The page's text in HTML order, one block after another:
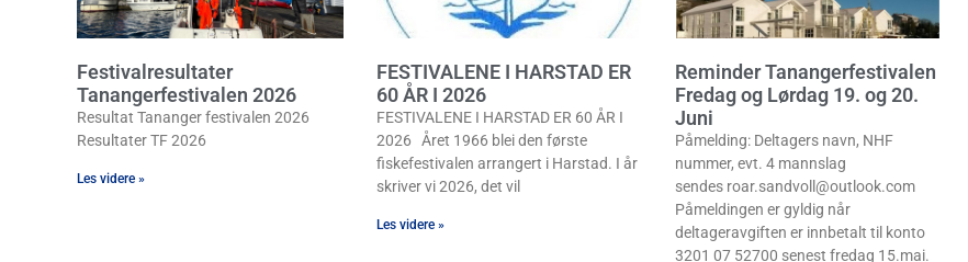
Festivalresultater
Tanangerfestivalen 2026
Resultat Tananger festivalen 2026
Resultater TF 2026
Les videre »
FESTIVALENE I HARSTAD ER
60 ÅR I 2026
FESTIVALENE I HARSTAD ER 60 ÅR I
2026 Året 1966 blei den første
fiskefestivalen arrangert i Harstad. I år
skriver vi 2026, det vil
Les videre »
Reminder Tanangerfestivalen
Fredag og Lørdag 19. og 20.
Juni
Påmelding: Deltagers navn, NHF
nummer, evt. 4 mannslag
sendes roar.sandvoll@outlook.com
Påmeldingen er gyldig når
deltageravgiften er innbetalt til konto
3201 07 52700 senest fredag 15.mai.